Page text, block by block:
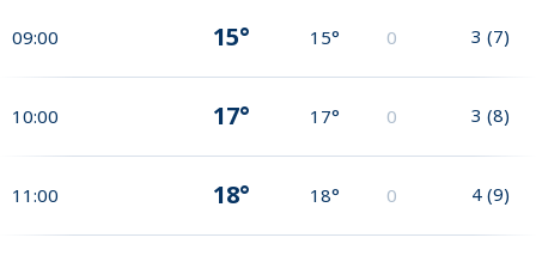
09:00 15° 15° 0 3 (7)
10:00 17° 17° 0 3 (8)
11:00 18° 18° 0 4 (9)